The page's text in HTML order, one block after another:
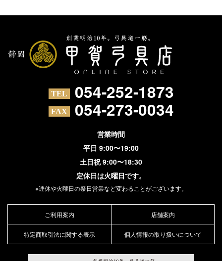
054-252-1873
054-273-0034
営業時間
平日 9:00〜19:00
土日祝 9:00〜18:30
定休日は火曜日です。
※連休や火曜日の祭日営業など変わることがございます。
ご利用案内 店舗案内
特定商取引法に関する表示 個人情報の取り扱いについて